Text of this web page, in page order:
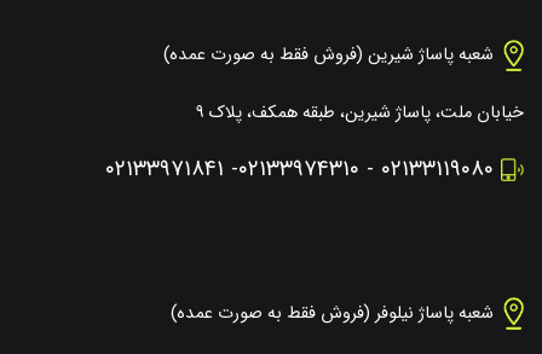
شعبه پاساژ شیرین (فروش فقط به صورت عمده)
خیابان ملت، پاساژ شیرین، طبقه همکف، پلاک ۹
۰۲۱۳۳۱۱۹۰۸۰ - ۰۲۱۳۳۹۷۴۳۱۰- ۰۲۱۳۳۹۷۱۸۴۱
شعبه پاساژ نیلوفر (فروش فقط به صورت عمده)